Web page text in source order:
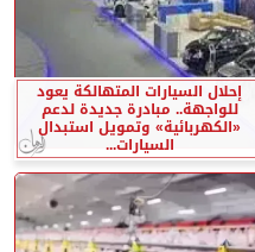
إحلال السيارات المتهالكة يعود
للواجهة.. مبادرة جديدة لدعم
«الكهربائية» وتمويل استبدال
السيارات...